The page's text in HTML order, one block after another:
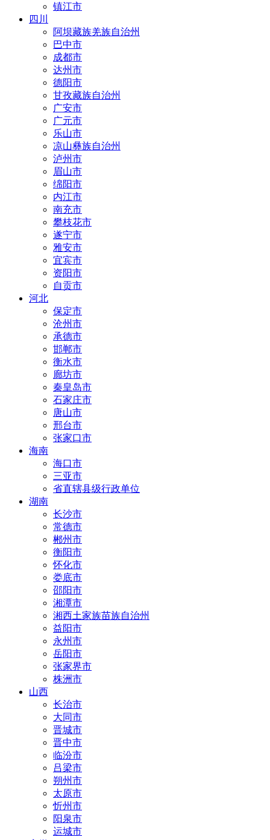
镇江市
四川
阿坝藏族羌族自治州
巴中市
成都市
达州市
德阳市
甘孜藏族自治州
广安市
广元市
乐山市
凉山彝族自治州
泸州市
眉山市
绵阳市
内江市
南充市
攀枝花市
遂宁市
雅安市
宜宾市
资阳市
自贡市
河北
保定市
沧州市
承德市
邯郸市
衡水市
廊坊市
秦皇岛市
石家庄市
唐山市
邢台市
张家口市
海南
海口市
三亚市
省直辖县级行政单位
湖南
长沙市
常德市
郴州市
衡阳市
怀化市
娄底市
邵阳市
湘潭市
湘西土家族苗族自治州
益阳市
永州市
岳阳市
张家界市
株洲市
山西
长治市
大同市
晋城市
晋中市
临汾市
吕梁市
朔州市
太原市
忻州市
阳泉市
运城市